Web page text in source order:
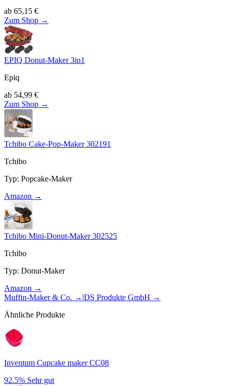
ab 65,15 €
Zum Shop →
EPIQ Donut-Maker 3in1
Epiq
ab 54,99 €
Zum Shop →
Tchibo Cake-Pop-Maker 302191
Tchibo
Typ: Popcake-Maker
Amazon →
Tchibo Mini-Donut-Maker 302525
Tchibo
Typ: Donut-Maker
Amazon →
Muffin-Maker & Co. → |DS Produkte GmbH →
Ähnliche Produkte
Inventum Cupcake maker CC08
92.5% Sehr gut